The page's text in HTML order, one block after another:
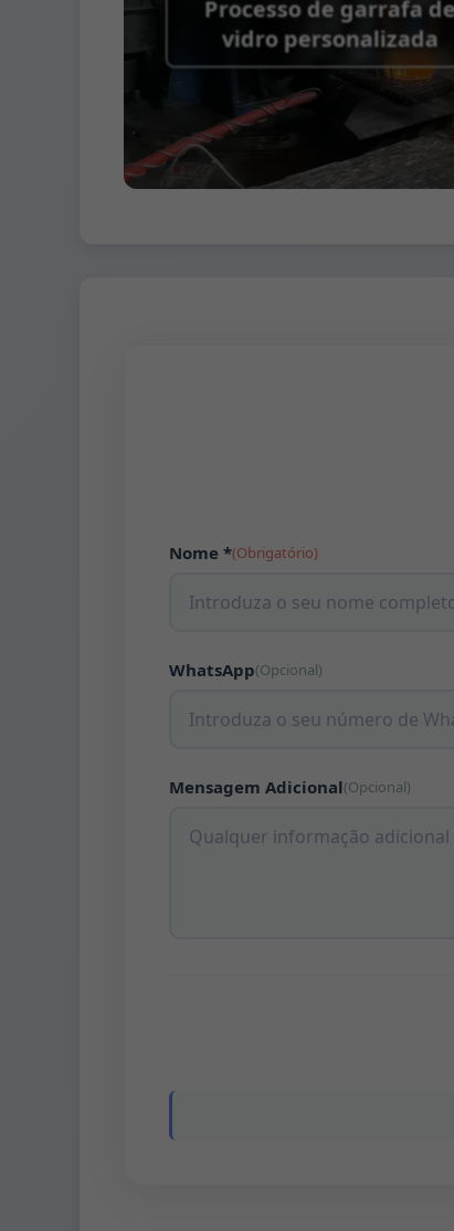
Processo de garrafa de
vidro personalizada
Nome *(Obrigatório)
WhatsApp(Opcional)
Mensagem Adicional(Opcional)